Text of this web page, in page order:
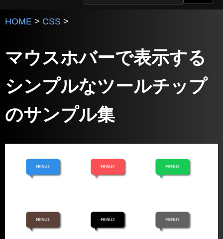
HOME > CSS >
マウスホバーで表示する
シンプルなツールチップ
のサンプル集